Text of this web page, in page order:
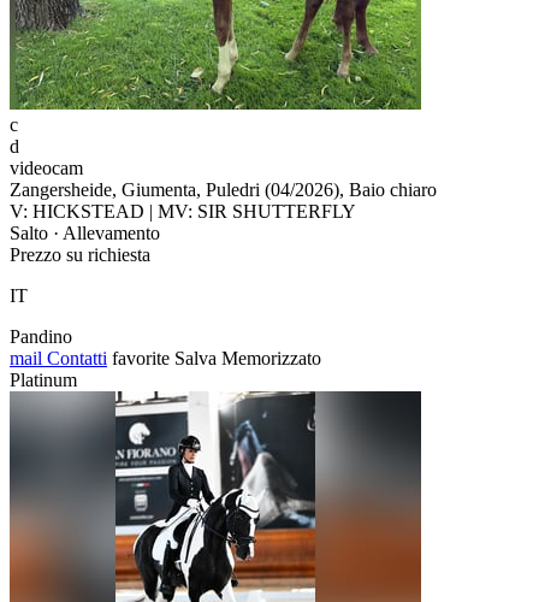
c
d
videocam
Zangersheide, Giumenta, Puledri (04/2026), Baio chiaro
V: HICKSTEAD | MV: SIR SHUTTERFLY
Salto · Allevamento
Prezzo su richiesta
IT
Pandino
mail Contatti favorite Salva Memorizzato
Platinum